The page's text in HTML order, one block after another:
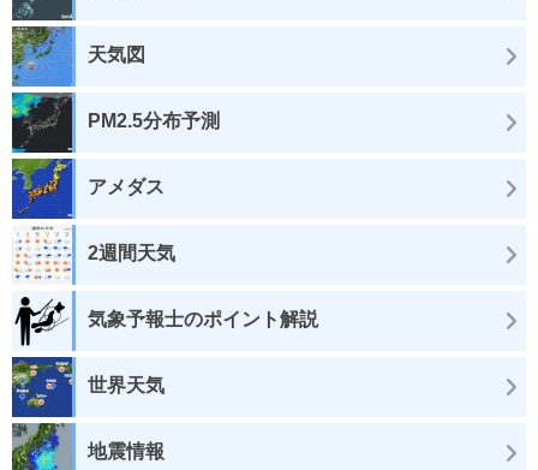
天気図
PM2.5分布予測
アメダス
2週間天気
気象予報士のポイント解説
世界天気
地震情報